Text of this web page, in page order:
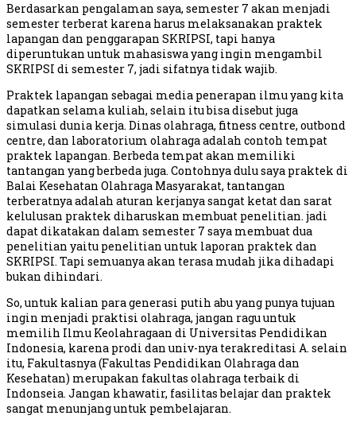
Berdasarkan pengalaman saya, semester 7 akan menjadi
semester terberat karena harus melaksanakan praktek
lapangan dan penggarapan SKRIPSI, tapi hanya
diperuntukan untuk mahasiswa yang ingin mengambil
SKRIPSI di semester 7, jadi sifatnya tidak wajib.
Praktek lapangan sebagai media penerapan ilmu yang kita
dapatkan selama kuliah, selain itu bisa disebut juga
simulasi dunia kerja. Dinas olahraga, fitness centre, outbond
centre, dan laboratorium olahraga adalah contoh tempat
praktek lapangan. Berbeda tempat akan memiliki
tantangan yang berbeda juga. Contohnya dulu saya praktek di
Balai Kesehatan Olahraga Masyarakat, tantangan
terberatnya adalah aturan kerjanya sangat ketat dan sarat
kelulusan praktek diharuskan membuat penelitian. jadi
dapat dikatakan dalam semester 7 saya membuat dua
penelitian yaitu penelitian untuk laporan praktek dan
SKRIPSI. Tapi semuanya akan terasa mudah jika dihadapi
bukan dihindari.
So, untuk kalian para generasi putih abu yang punya tujuan
ingin menjadi praktisi olahraga, jangan ragu untuk
memilih Ilmu Keolahragaan di Universitas Pendidikan
Indonesia, karena prodi dan univ-nya terakreditasi A. selain
itu, Fakultasnya (Fakultas Pendidikan Olahraga dan
Kesehatan) merupakan fakultas olahraga terbaik di
Indonseia. Jangan khawatir, fasilitas belajar dan praktek
sangat menunjang untuk pembelajaran.